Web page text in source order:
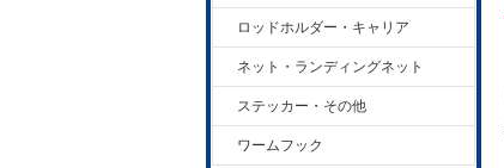
ロッドホルダー・キャリア
ネット・ランディングネット
ステッカー・その他
ワームフック